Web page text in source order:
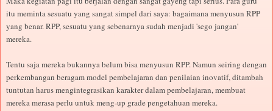
itu meminta sesuatu yang sangat simpel dari saya: bagaimana menyusun RPP
yang benar. RPP, sesuatu yang sebenarnya sudah menjadi 'sego jangan'
mereka.
Tentu saja mereka bukannya belum bisa menyusun RPP. Namun seiring dengan
perkembangan beragam model pembelajaran dan penilaian inovatif, ditambah
tuntutan harus mengintegrasikan karakter dalam pembelajaran, membuat
mereka merasa perlu untuk meng-up grade pengetahuan mereka.